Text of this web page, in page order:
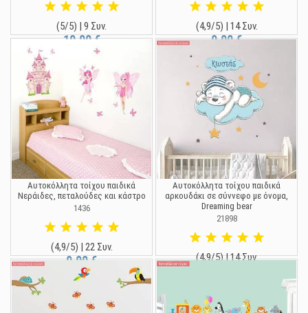
(5/5) | 9 Συν.
19,90 €
(4,9/5) | 14 Συν.
9,90 €
Αυτοκόλλητα τοίχου παιδικά
Νεράιδες, πεταλούδες και κάστρο
1436
(4,9/5) | 22 Συν.
9,90 €
Αυτοκόλλητα τοίχου παιδικά
αρκουδάκι σε σύννεφο με όνομα,
Dreaming bear
21898
(4,9/5) | 14 Συν.